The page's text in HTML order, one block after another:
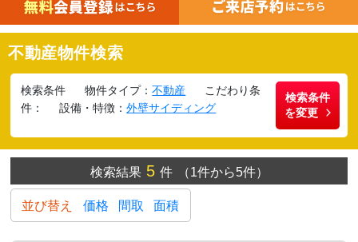
不動産物件検索
検索条件 物件タイプ：不動産
こだわり条
件：
設備・特徴：外壁サイディング
検索条件
を変更
検索結果5 件 （1件から5件）
並び替え 価格 間取 面積